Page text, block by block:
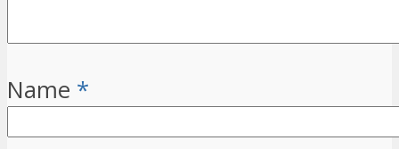
Name *